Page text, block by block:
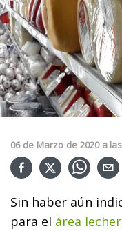
06 de Marzo de 2020 a las
Sin haber aún
para el área